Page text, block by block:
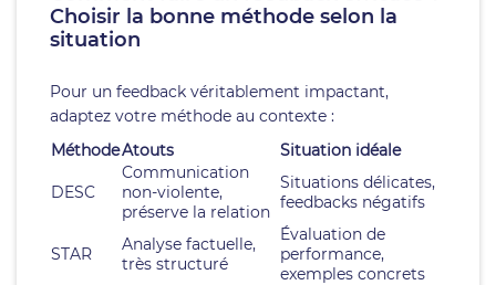
Choisir la bonne méthode selon la
situation
Pour un feedback véritablement impactant,
adaptez votre méthode au contexte :
MéthodeAtouts Situation idéale
DESC
Communication
non-violente,
préserve la relation
Situations délicates,
feedbacks négatifs
STAR
Analyse factuelle,
très structuré
Évaluation de
performance,
exemples concrets